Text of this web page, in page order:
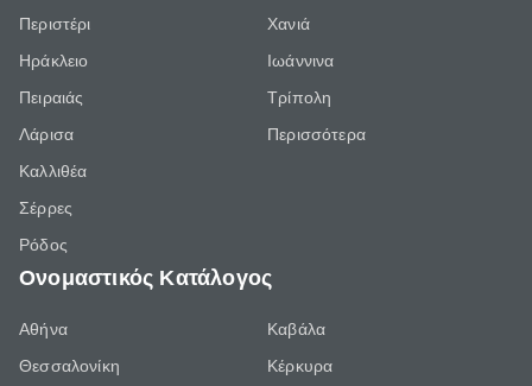
Περιστέρι
Ηράκλειο
Πειραιάς
Λάρισα
Καλλιθέα
Σέρρες
Ρόδος
Χανιά
Ιωάννινα
Τρίπολη
Περισσότερα
Ονομαστικός Κατάλογος
Αθήνα
Θεσσαλονίκη
Καβάλα
Κέρκυρα